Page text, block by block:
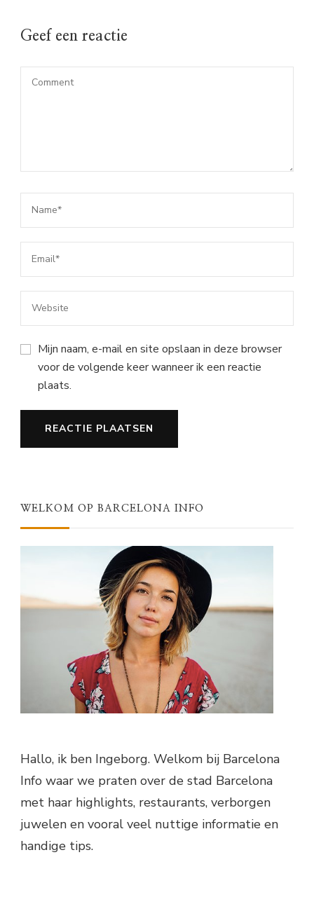
Geef een reactie
Mijn naam, e-mail en site opslaan in deze browser
voor de volgende keer wanneer ik een reactie
plaats.
WELKOM OP BARCELONA INFO
Hallo, ik ben Ingeborg. Welkom bij Barcelona
Info waar we praten over de stad Barcelona
met haar highlights, restaurants, verborgen
juwelen en vooral veel nuttige informatie en
handige tips.